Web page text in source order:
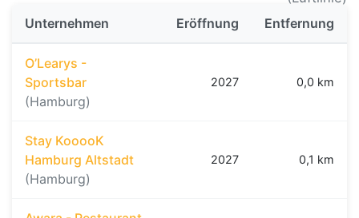
Unternehmen
Eröffnung Entfernung
O’Learys -
Sportsbar
(Hamburg)
2027 0,0 km
Stay KooooK
Hamburg Altstadt
(Hamburg)
2027 0,1 km